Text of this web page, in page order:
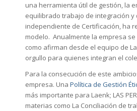
una herramienta útil de gestión, la
equilibrado trabajo de integración
independiente de Certificación, ha
modelo. Anualmente la empresa
como afirman desde el equipo de
orgullo para quienes integran el
Para la consecución de este
empresa. Una Política de Gestión
más importante para Laenk; LAS
materias como La Conciliación de